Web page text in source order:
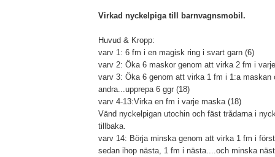
Virkad nyckelpiga till barnvagnsmobil.
Huvud & Kropp:
varv 1: 6 fm i en magisk ring i svart garn (6)
varv 2: Öka 6 maskor genom att virka 2 fm i
varv 3: Öka 6 genom att virka 1 fm i 1:a maskan
andra...upprepa 6 ggr (18)
varv 4-13:Virka en fm i varje maska (18)
Vänd nyckelpigan utochin och fäst trådarna i
tillbaka.
varv 14: Börja minska genom att virka 1 fm i
sedan ihop nästa, 1 fm i nästa....och minska